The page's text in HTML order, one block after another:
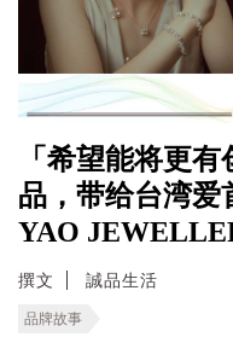
「希望能将更
品，带给台湾
YAO
撰文 誠品生活
品牌故事